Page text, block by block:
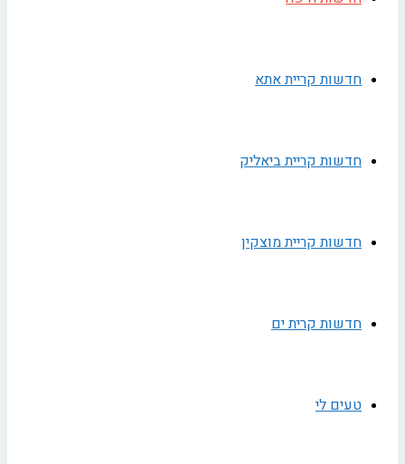
חדשות קריית אתא
חדשות קריית ביאליק
חדשות קריית מוצקין
חדשות קרית ים
טעים לי